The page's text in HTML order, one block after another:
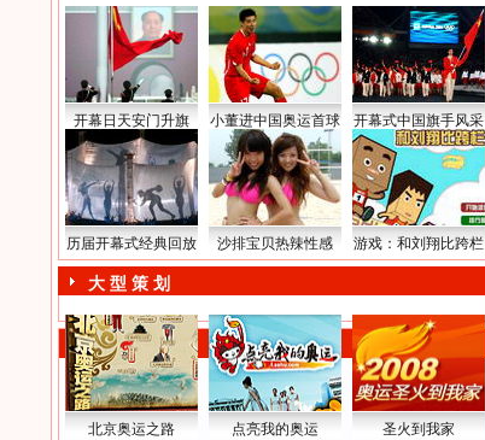
开幕日天安门升旗 小董进中国奥运首球 开幕式中国旗手风采
历届开幕式经典回放 沙排宝贝热辣性感 游戏：和刘翔比跨栏
大 型 策 划
北京奥运之路 点亮我的奥运
圣火到我家